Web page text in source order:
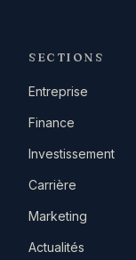
SECTIONS
Entreprise
Finance
Investissement
Carrière
Marketing
Actualités